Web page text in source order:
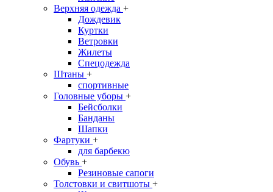
Верхняя одежда +
Дождевик
Куртки
Ветровки
Жилеты
Спецодежда
Штаны +
спортивные
Головные уборы +
Бейсболки
Банданы
Шапки
Фартуки +
для барбекю
Обувь +
Резиновые сапоги
Толстовки и свитшоты +